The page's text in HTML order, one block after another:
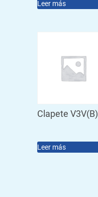
Leer más
Clapete V3V(B)
Leer más